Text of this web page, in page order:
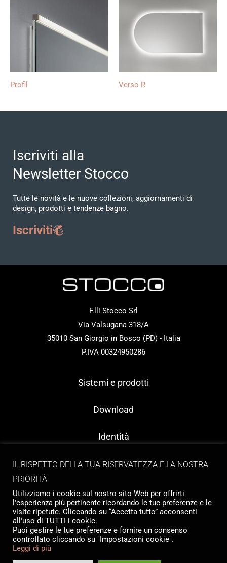
Profil Verso R
Iscriviti alla
Newsletter Stocco
Tutte le novità e le nuove collezioni, aggiornamenti di
design, prodotti e tendenze bagno.
Iscriviti
F.lli Stocco Srl
Via Valsugana 318/A
35010 San Giorgio in Bosco (PD) - Italia
P.IVA 00324950286
Sistemi e prodotti
Download
Identità
Contatti
Copyright © 2026 Tailormade Stocco
IL RISPETTO DELLA TUA RISERVATEZZA È LA NOSTRA
PRIORITÀ
Utilizziamo i cookie sul nostro sito Web per offrirti
l'esperienza più pertinente ricordando le tue preferenze e le
visite ripetute. Cliccando su “Accetta tutto” acconsenti
all'uso di TUTTI i cookie.
Puoi gestire le tue preferenze e fornire un consenso
controllato cliccando su "Impostazioni cookie".
Leggi di più